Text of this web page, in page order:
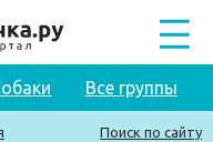
Все группы
Поиск по сайту